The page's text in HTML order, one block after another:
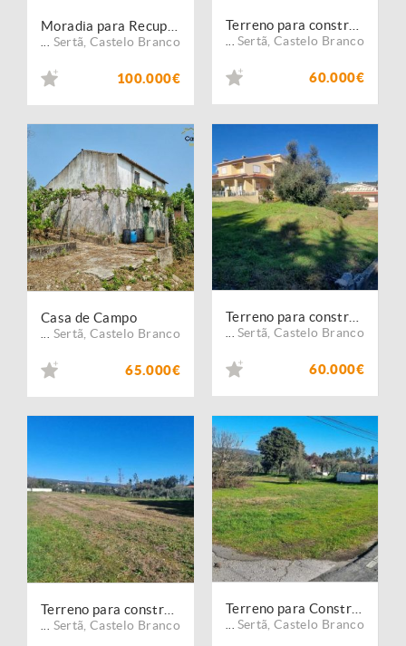
Sertã ,Castelo Branco
100.000€
Sertã ,Castelo Branco
60.000€
Casa de Campo
Sertã ,Castelo Branco
65.000€
Sertã ,Castelo Branco
60.000€
Sertã ,Castelo Branco Sertã ,Castelo Branco